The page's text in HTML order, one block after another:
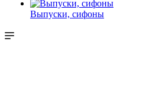
Выпуски, сифоны